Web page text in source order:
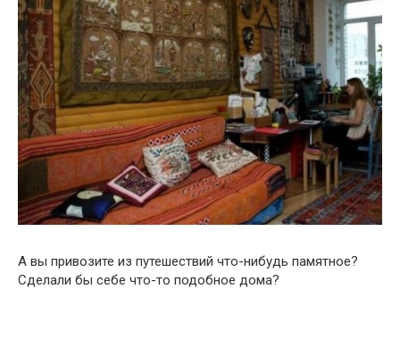
А вы привозите из путешествий что-нибудь памятное?
Сделали бы себе что-то подобное дома?